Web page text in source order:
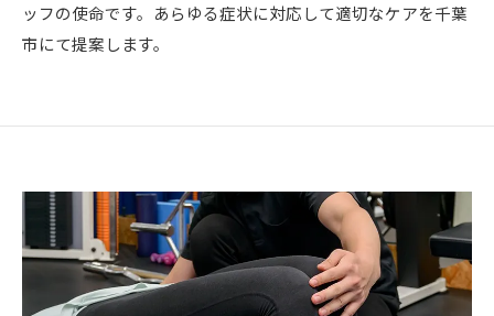
ッフの使命です。あらゆる症状に対応して適切なケアを千葉
市にて提案します。